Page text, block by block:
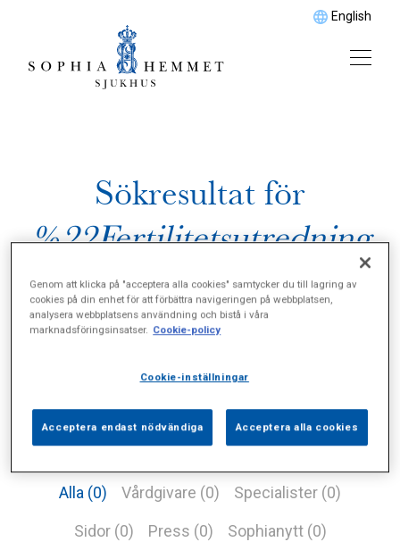
English
Sökresultat för
%22Fertilitetsutredning
ar%22
Alla (0) Vårdgivare (0) Specialister (0)
Sidor (0) Press (0) Sophianytt (0)
Genom att klicka på "acceptera alla cookies" samtycker du till lagring av
cookies på din enhet för att förbättra navigeringen på webbplatsen,
analysera webbplatsens användning och bistå i våra
marknadsföringsinsatser. Cookie-policy
Cookie-inställningar
Acceptera endast nödvändiga Acceptera alla cookies